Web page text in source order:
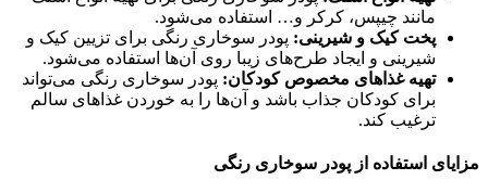
مانند چیپس، کرکر و… استفاده می‌شود.
پخت کیک و شیرینی: پودر سوخاری رنگی برای تزیین کیک و
شیرینی و ایجاد طرح‌های زیبا روی آن‌ها استفاده می‌شود.
تهیه غذاهای مخصوص کودکان: پودر سوخاری رنگی می‌تواند
برای کودکان جذاب باشد و آن‌ها را به خوردن غذاهای سالم
ترغیب کند.
مزایای استفاده از پودر سوخاری رنگی